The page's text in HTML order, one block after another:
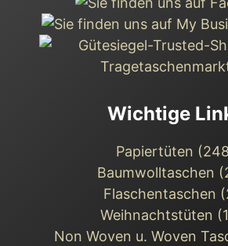
Wichtige
Papiertüten
Baumwolltaschen
Flaschentaschen
Weihnachts­tüten
Non Woven u. Woven